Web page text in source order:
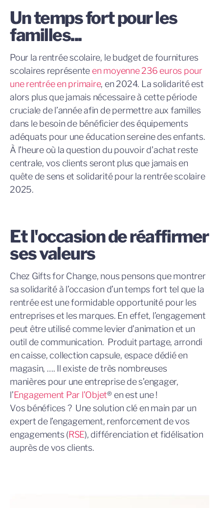
Un temps fort pour les
familles...
Pour la rentrée scolaire, le budget de fournitures
scolaires représente en moyenne 236 euros pour
une rentrée en primaire, en 2024. La solidarité est
alors plus que jamais nécessaire à cette période
cruciale de l’année afin de permettre aux familles
dans le besoin de bénéficier des équipements
adéquats pour une éducation sereine des enfants.
À l’heure où la question du pouvoir d’achat reste
centrale, vos clients seront plus que jamais en
quête de sens et solidarité pour la rentrée scolaire
2025.
Et l'occasion de réaffirmer
ses valeurs
Chez Gifts for Change, nous pensons que montrer
sa solidarité à l’occasion d’un temps fort tel que la
rentrée est une formidable opportunité pour les
entreprises et les marques. En effet, l’engagement
peut être utilisé comme levier d’animation et un
outil de communication. Produit partage, arrondi
en caisse, collection capsule, espace dédié en
magasin, …. Il existe de très nombreuses
manières pour une entreprise de s’engager,
l’Engagement Par l’Objet® en est une !
Vos bénéfices ? Une solution clé en main par un
expert de l’engagement, renforcement de vos
engagements (RSE), différenciation et fidélisation
auprès de vos clients.